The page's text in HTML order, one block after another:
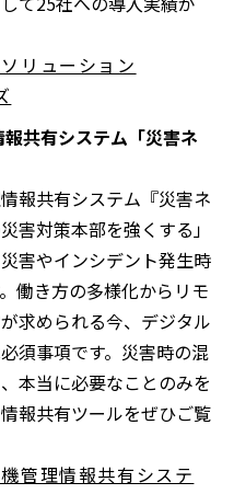
リューション
共有システム「災害ネ
報共有システム『災害ネ
害対策本部を強くする」
害やインシデント発生時
働き方の多様化からリモ
求められる今、デジタル
須事項です。災害時の混
本当に必要なことのみを
報共有ツールをぜひご覧
管理情報共有システ